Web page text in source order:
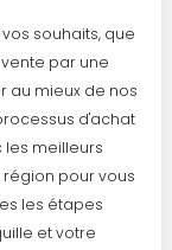
souhaits, que
par une
au mieux de nos
d'achat
les meilleurs
pour vous
les étapes
et votre